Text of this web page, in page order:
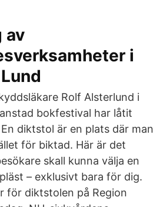
av
i
Rolf Alsterlund i
bokfestival har låtit
diktstol är en plats där man
för biktad. Här är det
skall kunna välja en
– exklusivt bara för dig.
för diktstolen på Region